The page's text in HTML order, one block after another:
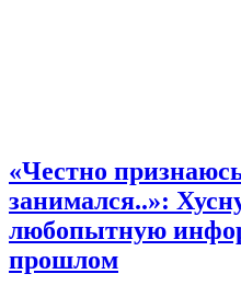
«Честно
занимался..»:
любопытную
прошлом